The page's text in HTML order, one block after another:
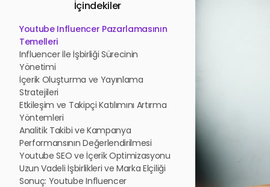
İçindekiler
Youtube Influencer Pazarlamasının
Temelleri
Influencer İle İşbirliği Sürecinin
Yönetimi
İçerik Oluşturma ve Yayınlama
Stratejileri
Etkileşim ve Takipçi Katılımını Artırma
Yöntemleri
Analitik Takibi ve Kampanya
Performansının Değerlendirilmesi
Youtube SEO ve İçerik Optimizasyonu
Uzun Vadeli İşbirlikleri ve Marka Elçiliği
Sonuç: Youtube Influencer